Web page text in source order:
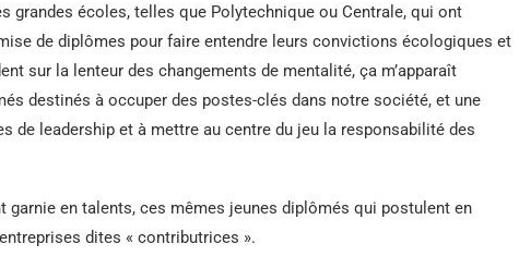
grandes écoles, telles que Polytechnique ou Centrale, qui ont
de diplômes pour faire entendre leurs convictions écologiques et
sur la lenteur des changements de mentalité, ça m’apparaît
destinés à occuper des postes-clés dans notre société, et une
de leadership et à mettre au centre du jeu la responsabilité des
garnie en talents, ces mêmes jeunes diplômés qui postulent en
dites « contributrices ».